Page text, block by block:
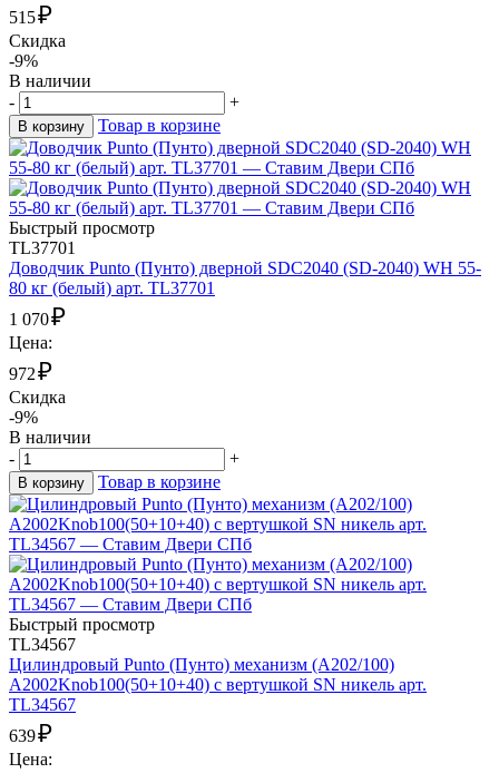
515₽
Скидка
-9%
В наличии
-
+
В корзину Товар в корзине
Быстрый просмотр
TL37701
Доводчик Punto (Пунто) дверной SDC2040 (SD-2040) WH 55-
80 кг (белый) арт. TL37701
1 070₽
Цена:
972₽
Скидка
-9%
В наличии
-
+
В корзину Товар в корзине
Быстрый просмотр
TL34567
Цилиндровый Punto (Пунто) механизм (A202/100)
A2002Knob100(50+10+40) с вертушкой SN никель арт.
TL34567
639₽
Цена: